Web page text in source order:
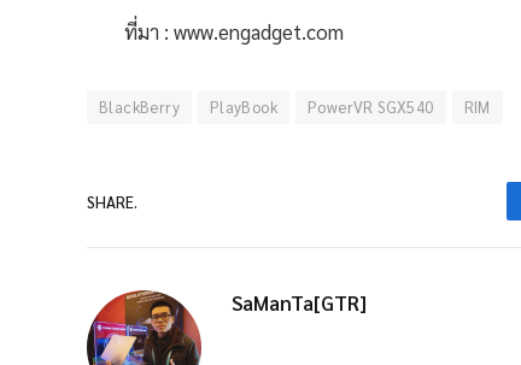
ที่มา : www.engadget.com
BlackBerry PlayBook PowerVR SGX540 RIM
SHARE.
SaManTa[GTR]